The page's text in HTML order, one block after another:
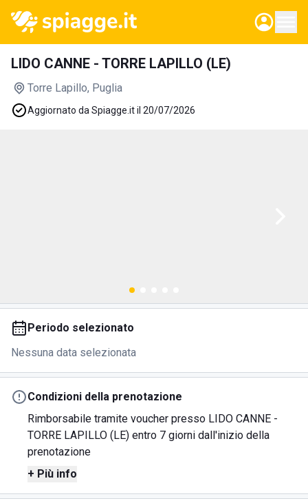
LIDO CANNE - TORRE LAPILLO (LE)
Torre Lapillo, Puglia
Aggiornato da Spiagge.it il 20/07/2026
Periodo selezionato
Nessuna data selezionata
Condizioni della prenotazione
Rimborsabile tramite voucher presso LIDO CANNE -
TORRE LAPILLO (LE) entro 7 giorni dall'inizio della
prenotazione
+ Più info